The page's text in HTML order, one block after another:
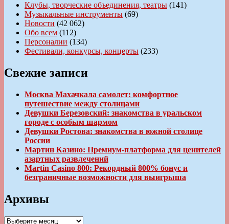
Клубы, творческие объединения, театры (141)
Музыкальные инструменты (69)
Новости (42 062)
Обо всем (112)
Персоналии (134)
Фестивали, конкурсы, концерты (233)
Свежие записи
Москва Махачкала самолет: комфортное
путешествие между столицами
Девушки Березовский: знакомства в уральском
городе с особым шармом
Девушки Ростова: знакомства в южной столице
России
Мартин Казино: Премиум-платформа для ценителей
азартных развлечений
Martin Casino 800: Рекордный 800% бонус и
безграничные возможности для выигрыша
Архивы
Архивы